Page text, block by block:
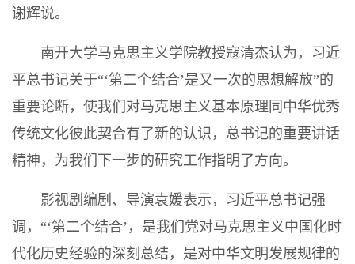
谢辉说。
南开大学马克思主义学院教授寇清杰认为，习近
平总书记关于“‘第二个结合’是又一次的思想解放”的
重要论断，使我们对马克思主义基本原理同中华优秀
传统文化彼此契合有了新的认识，总书记的重要讲话
精神，为我们下一步的研究工作指明了方向。
影视剧编剧、导演袁媛表示，习近平总书记强
调，“‘第二个结合’，是我们党对马克思主义中国化时
代化历史经验的深刻总结，是对中华文明发展规律的